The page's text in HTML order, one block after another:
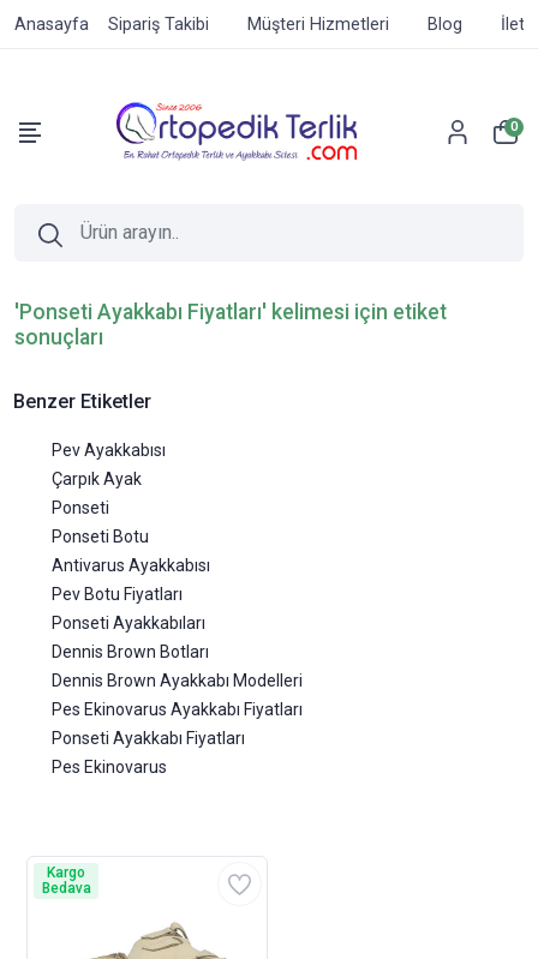
Anasayfa Sipariş Takibi Müşteri Hizmetleri Blog
0
'Ponseti Ayakkabı Fiyatları' kelimesi için etiket
sonuçları
Benzer Etiketler
Pev Ayakkabısı
Çarpık Ayak
Ponseti
Ponseti Botu
Antivarus Ayakkabısı
Pev Botu Fiyatları
Ponseti Ayakkabıları
Dennis Brown Botları
Dennis Brown Ayakkabı Modelleri
Pes Ekinovarus Ayakkabı Fiyatları
Ponseti Ayakkabı Fiyatları
Pes Ekinovarus
Kargo
Bedava